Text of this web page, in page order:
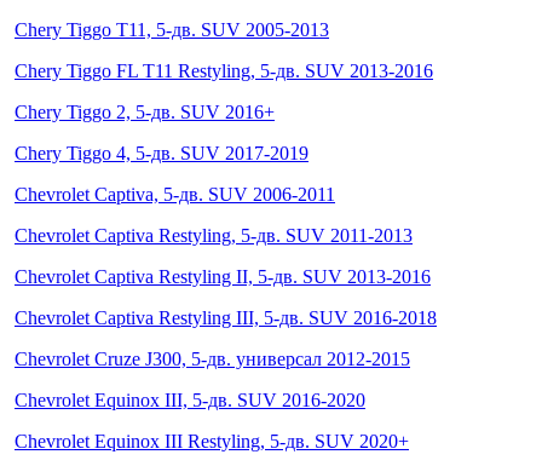
Chery Tiggo T11, 5-дв. SUV 2005-2013
Chery Tiggo FL T11 Restyling, 5-дв. SUV 2013-2016
Chery Tiggo 2, 5-дв. SUV 2016+
Chery Tiggo 4, 5-дв. SUV 2017-2019
Chevrolet Captiva, 5-дв. SUV 2006-2011
Chevrolet Captiva Restyling, 5-дв. SUV 2011-2013
Chevrolet Captiva Restyling II, 5-дв. SUV 2013-2016
Chevrolet Captiva Restyling III, 5-дв. SUV 2016-2018
Chevrolet Cruze J300, 5-дв. универсал 2012-2015
Chevrolet Equinox III, 5-дв. SUV 2016-2020
Chevrolet Equinox III Restyling, 5-дв. SUV 2020+